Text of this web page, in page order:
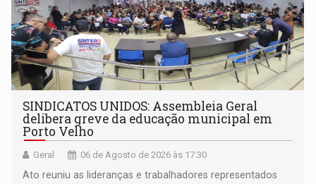
SINDICATOS UNIDOS: Assembleia Geral
delibera greve da educação municipal em
Porto Velho
Geral 06 de Agosto de 2026 às 17:30
Ato reuniu as lideranças e trabalhadores representados